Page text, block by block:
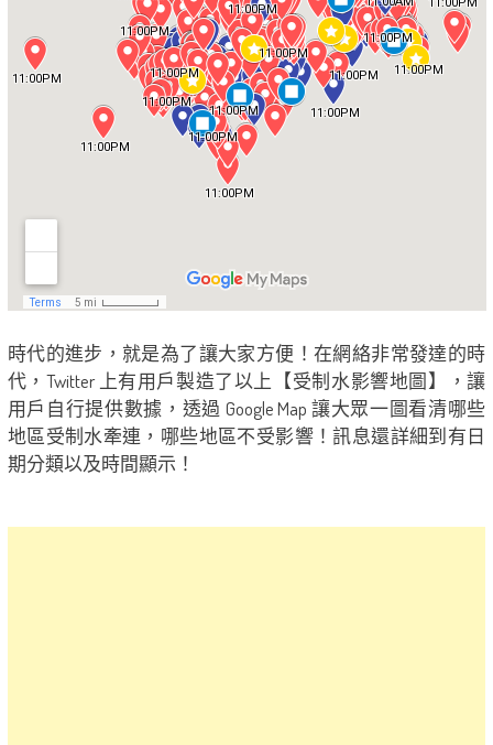
時代的進步，就是為了讓大家方便！在網絡非常發達的時
代，Twitter 上有用戶製造了以上【受制水影響地圖】，讓
用戶自行提供數據，透過 Google Map 讓大眾一圖看清哪些
地區受制水牽連，哪些地區不受影響！訊息還詳細到有日
期分類以及時間顯示！